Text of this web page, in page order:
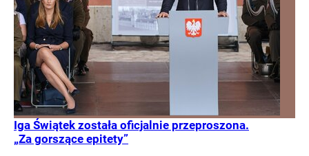
Iga Świątek została oficjalnie przeproszona.
„Za gorszące epitety”